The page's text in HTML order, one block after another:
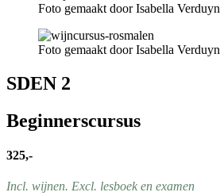
Foto gemaakt door Isabella Verduyn
Foto gemaakt door Isabella Verduyn
SDEN 2
Beginnerscursus
325,-
Incl. wijnen. Excl. lesboek en examen